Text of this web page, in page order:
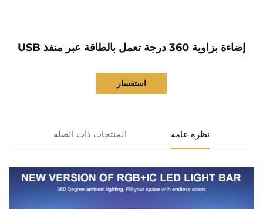
إضاءة بزاوية 360 درجة تعمل بالطاقة عبر منفذ USB
استفسار
نظرة عامة المنتجات ذات الصلة